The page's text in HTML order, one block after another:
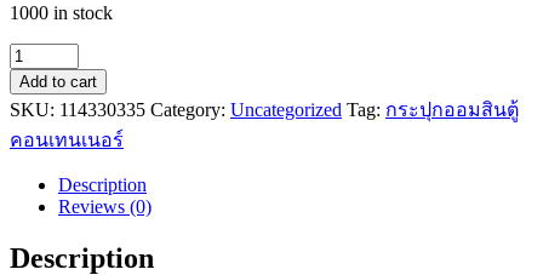
1000 in stock
กระปุก
ออมสิน
ตู้
คอนเทนเนอร์
quantity
Add to cart
SKU: 114330335 Category: Uncategorized Tag: กระปุกออมสินตู้
คอนเทนเนอร์
Description
Reviews (0)
Description